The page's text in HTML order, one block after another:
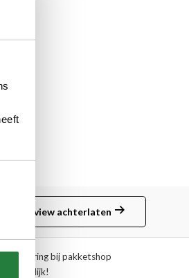
Review achterlaten
aflevering bij pakketshop
mogelijk!